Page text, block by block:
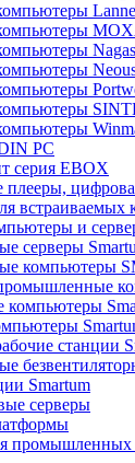
PC
серия EBOX
плееры,
встраиваемых
и
серверы
компьютеры
компьютеры
станции
Smartum
серверы
промышленных